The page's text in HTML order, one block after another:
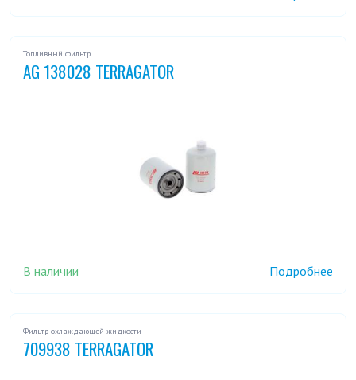
Топливный фильтр
AG 138028 TERRAGATOR
В наличии Подробнее
Фильтр охлаждающей жидкости
709938 TERRAGATOR